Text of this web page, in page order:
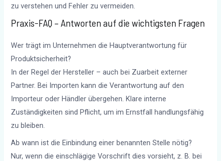
zu verstehen und Fehler zu vermeiden.
Praxis-FAQ – Antworten auf die wichtigsten Fragen
Wer trägt im Unternehmen die Hauptverantwortung für
Produktsicherheit?
In der Regel der Hersteller – auch bei Zuarbeit externer
Partner. Bei Importen kann die Verantwortung auf den
Importeur oder Händler übergehen. Klare interne
Zuständigkeiten sind Pflicht, um im Ernstfall handlungsfähig
zu bleiben.
Ab wann ist die Einbindung einer benannten Stelle nötig?
Nur, wenn die einschlägige Vorschrift dies vorsieht, z. B. bei